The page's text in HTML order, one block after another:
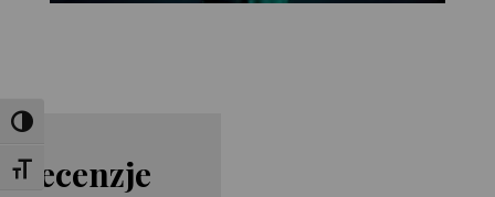
Toggle High Contrast
Toggle Font size
Recenzje